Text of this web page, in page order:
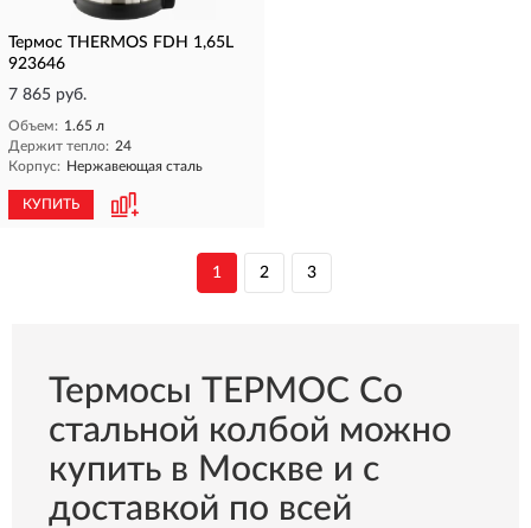
Термос THERMOS FDH 1,65L
923646
7 865 руб.
Объем: 1.65 л
Держит тепло: 24
Корпус: Нержавеющая сталь
КУПИТЬ
1 2 3
Термосы ТЕРМОС Со
стальной колбой можно
купить в Москве и с
доставкой по всей